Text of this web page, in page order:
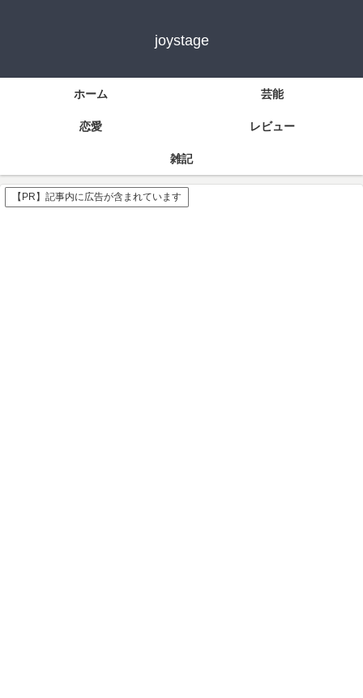
joystage
ホーム 芸能
恋愛 レビュー
雑記
【PR】記事内に広告が含まれています